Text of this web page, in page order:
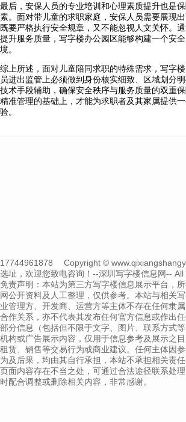
最后，安保人员的专业培训和心理素质提升也是
素。面对带儿童的求职家庭，安保人员需要展现
既要严格执行安全规章，又不能忽视人文关怀。
提升服务质量，写字楼办公园区能够构建一个安
境。
综上所述，面对儿童陪同求职的特殊需求，写字
员进出监管上必须做到身份核实细致、区域划分
技术手段辅助，确保安全秩序与服务质量的双重
精准管理的基础上，才能为求职者及其家属提供
验。
17744961878
Copyright ©
选址，欢迎您致电咨询！--深圳写字楼信息网-- All
免责声明：本站为第三方写字楼信息展示平台，
网公开资料及人工整理，仅供参考。本站与相关
业管理方、开发商、运营方等主体不存在任何隶
合作关系，亦不代表其发布任何官方信息或作出
部分信息（包括但不限于文字、图片、联系方式
机构或广告展示内容，仅用于信息参考及展示之目
租赁、销售等交易行为或商业建议。任何主体因
为及后果，均由其自行承担，本站不承担相关责
页面内容存在不当之处，可通过合法途径联系处
时配合调整或删除相关内容，非常感谢。